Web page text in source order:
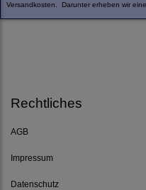
Versandkosten. Darunter erheben wir
Rechtliches
AGB
Impressum
Datenschutz